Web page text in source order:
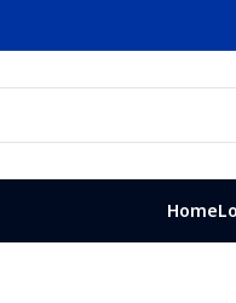
Home